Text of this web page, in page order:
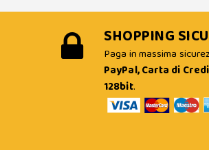
SHOPPING
Paga in massima
PayPal, Carta di
128bit.